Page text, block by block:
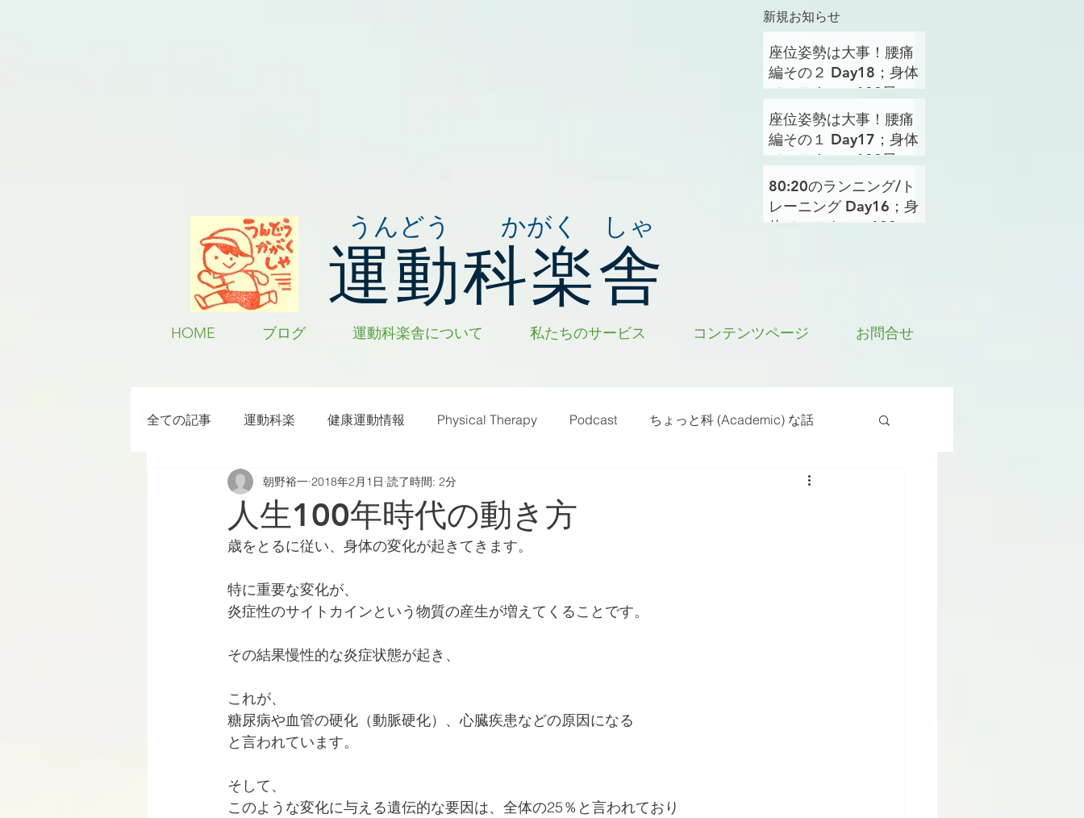
新規お知らせ
うんどう かがく しゃ
運動科楽舎
座位姿勢は大事！腰痛
編その２ Day18；身体
メンテナンス100日プ
ロジェクト
座位姿勢は大事！腰痛
編その１ Day17；身体
メンテナンス100日プ
ロジェクト
80:20のランニング/ト
レーニング Day16；身
体メンテナンス100日
HOME ブログ 運動科楽舎について 私たちのサービス コンテンツページ お問合せ
全ての記事 運動科楽 健康運動情報 Physical Therapy Podcast ちょっと科 (Academic) な話
ちょっと楽 (Entertainment) な話 雑感その他
RWC2019 ラグビー カラダフリー 身体運動
ボクシング YouTube 身体メンテ ヨガ 腰痛予防
人生100年時代の動き方
朝野裕一 2018年2月1日 読了時間: 2分
歳をとるに従い、身体の変化が起きてきます。
特に重要な変化が、
炎症性のサイトカインという物質の産生が増えてくることです。
その結果慢性的な炎症状態が起き、
これが、
糖尿病や血管の硬化（動脈硬化）、心臓疾患などの原因になる
と言われています。
そして、
このような変化に与える遺伝的な要因は、全体の25％と言われており